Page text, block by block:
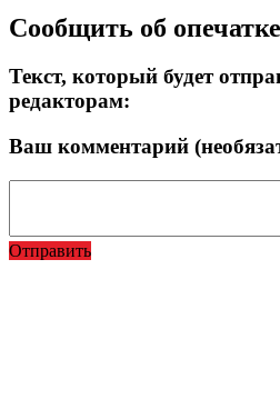
Сообщить об опечатке
Текст, который будет
редакторам:
Ваш комментарий
Отправить